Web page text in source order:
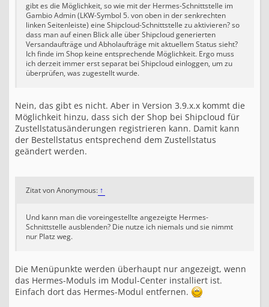
gibt es die Möglichkeit, so wie mit der Hermes-Schnittstelle im
Gambio Admin (LKW-Symbol 5. von oben in der senkrechten
linken Seitenleiste) eine Shipcloud-Schnittstelle zu aktivieren? so
dass man auf einen Blick alle über Shipcloud generierten
Versandaufträge und Abholaufträge mit aktuellem Status sieht?
Ich finde im Shop keine entsprechende Möglichkeit. Ergo muss
ich derzeit immer erst separat bei Shipcloud einloggen, um zu
überprüfen, was zugestellt wurde.
Nein, das gibt es nicht. Aber in Version 3.9.x.x kommt die
Möglichkeit hinzu, dass sich der Shop bei Shipcloud für
Zustellstatusänderungen registrieren kann. Damit kann
der Bestellstatus entsprechend dem Zustellstatus
geändert werden.
Zitat von Anonymous: ↑
Und kann man die voreingestellte angezeigte Hermes-
Schnittstelle ausblenden? Die nutze ich niemals und sie nimmt
nur Platz weg.
Die Menüpunkte werden überhaupt nur angezeigt, wenn
das Hermes-Moduls im Modul-Center installiert ist.
Einfach dort das Hermes-Modul entfernen.